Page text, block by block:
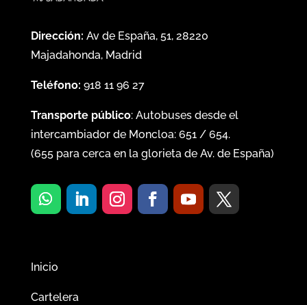
Dirección: Av de España, 51, 28220
Majadahonda, Madrid
Teléfono: 918 11 96 27
Transporte público: Autobuses desde el
intercambiador de Moncloa: 651/ 654.
(655para cerca en la glorieta de Av. de España)
Inicio
Cartelera